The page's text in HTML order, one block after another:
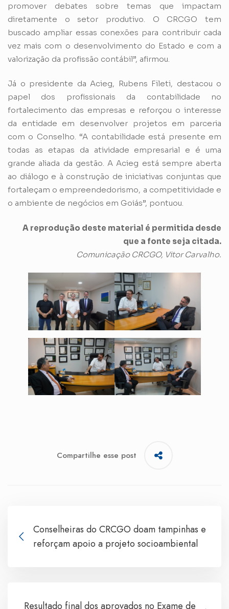
promover debates sobre temas que impactam
diretamente o setor produtivo. O CRCGO tem
buscado ampliar essas conexões para contribuir cada
vez mais com o desenvolvimento do Estado e com a
valorização da profissão contábil”, afirmou.
Já o presidente da Acieg, Rubens Fileti, destacou o
papel dos profissionais da contabilidade no
fortalecimento das empresas e reforçou o interesse
da entidade em desenvolver projetos em parceria
com o Conselho. “A contabilidade está presente em
todas as etapas da atividade empresarial e é uma
grande aliada da gestão. A Acieg está sempre aberta
ao diálogo e à construção de iniciativas conjuntas que
fortaleçam o empreendedorismo, a competitividade e
o ambiente de negócios em Goiás”, pontuou.
A reprodução deste material é permitida desde
que a fonte seja citada.
Comunicação CRCGO, Vitor Carvalho.
Compartilhe esse post
Conselheiras do CRCGO doam tampinhas e
reforçam apoio a projeto socioambiental
Resultado final dos aprovados no Exame de